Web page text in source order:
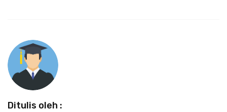
Ditulis oleh :